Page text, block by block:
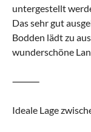
untergestellt
Das sehr gut
Bodden lädt zu
wunderschöne
⸻
Ideale Lage